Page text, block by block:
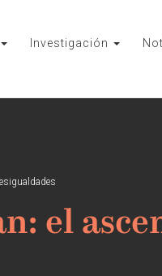
Investigación
el